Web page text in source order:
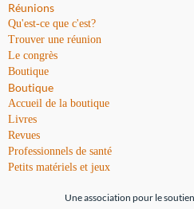
Réunions
Qu'est-ce que c'est?
Trouver une réunion
Le congrès
Boutique
Boutique
Accueil de la boutique
Livres
Revues
Professionnels de santé
Petits matériels et jeux
Une association pour le